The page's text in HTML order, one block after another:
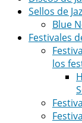
Sellos de
Blue
Festivales
los